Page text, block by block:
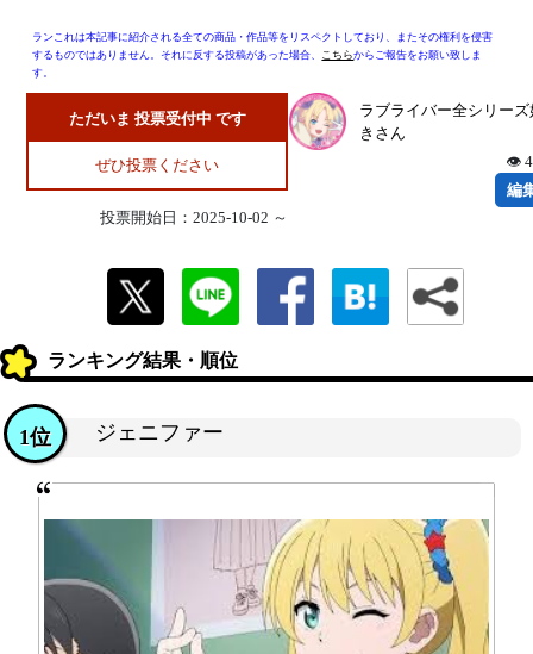
ランこれは本記事に紹介される全ての商品・作品等をリスペクトしており、またその権利を侵害
するものではありません。それに反する投稿があった場合、 こちらからご報告をお願い致しま
す。
ただいま 投票受付中 です
ぜひ投票ください
投票開始日：2025-10-02 ～
ラブライバー全シリーズ
きさん
👁
編
ランキング結果・順位
ジェニファー
1位